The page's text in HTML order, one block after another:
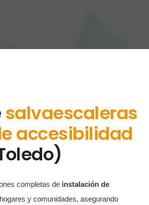
salvaescaleras
accesibilidad
completas de instalación de
y comunidades, asegurando